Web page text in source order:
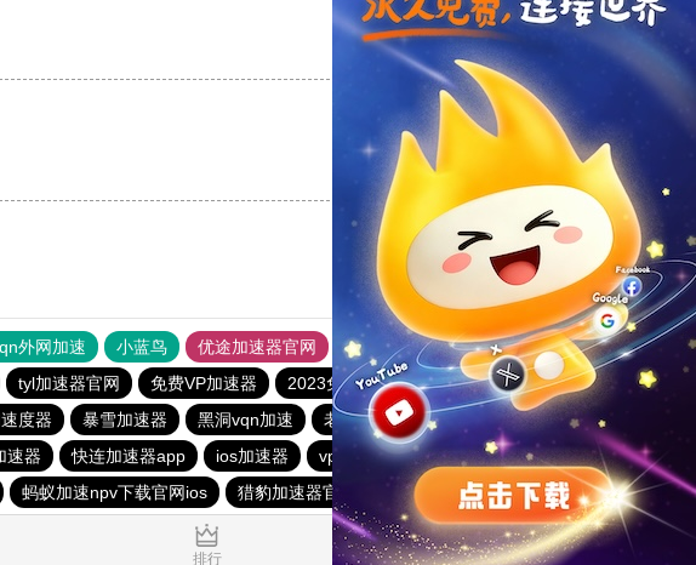
反对
反对[0]
外网加速 小蓝鸟 优途加速器官网 风驰加速器 旋风加速器
八戒看书
tyl加速器官网 免费VP加速器
2023免费加速神器
度器 暴雪加速器 黑洞vqn加速 老王vp官网 雷霆加器速
outline
速器 快连加速器app ios加速器 vp加速器官网 酷通npv加速器
outline
蚂蚁加速npv下载官网ios 猎豹加速器官网
排行 推荐